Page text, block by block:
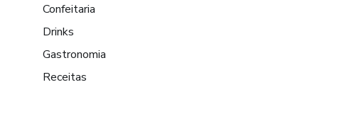
Confeitaria
Drinks
Gastronomia
Receitas